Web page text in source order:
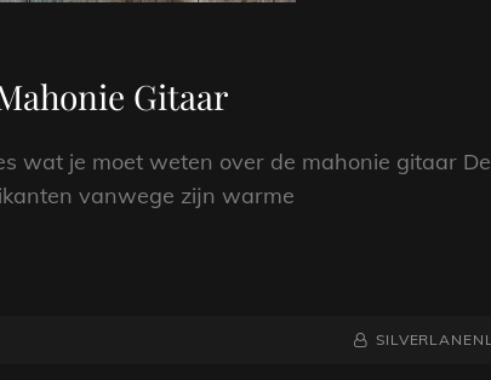
Gitaar
wat je moet weten over de mahonie gitaar De
vanwege zijn warme
NAAMREGEL
BYLINE
SILVERLANENL